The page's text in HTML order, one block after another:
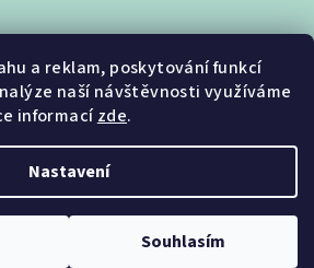
a reklam, poskytování funkcí
naší návštěvnosti využíváme
informacízde.
Nastavení
Souhlasím
nastavení cookies
Můžeme Vám pomoci?